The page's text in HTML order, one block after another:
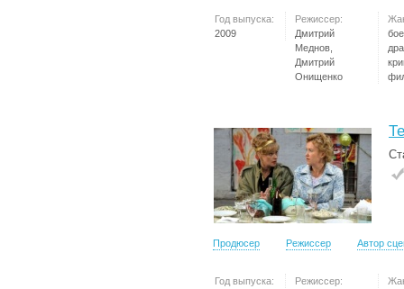
Год выпуска:
2009
Режиссер:
Дмитрий
Меднов,
Дмитрий
Онищенко
Продюсер Режиссер Автор
Год выпуска:
Режиссер: